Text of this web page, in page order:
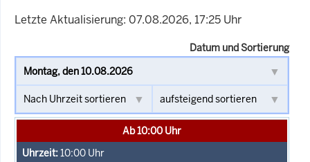
Letzte Aktualisierung: 07.08.2026, 17:25 Uhr
Datum und Sortierung
Ab 10:00 Uhr
10:00 Uhr